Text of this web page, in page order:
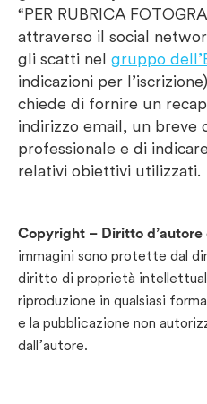
“PER RUBRICA
attraverso il social
gli scatti nel gruppo
indicazioni per
chiede di fornire un
indirizzo email, un breve
professionale e di
relativi obiettivi utilizzati.
Copyright – Diritto
immagini sono protette dal
diritto di proprietà
riproduzione in qualsiasi
e la pubblicazione non
dall’autore.